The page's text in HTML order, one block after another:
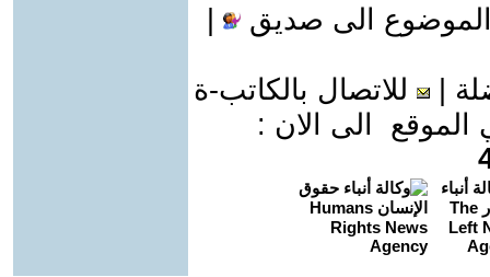
الى صديق
للاتصال بالكاتب-ة
الى الان :